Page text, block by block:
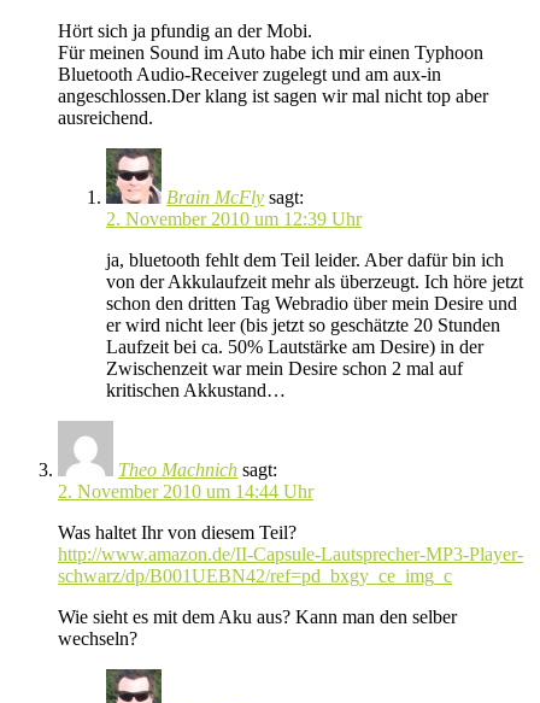
Hört sich ja pfundig an der Mobi.
Für meinen Sound im Auto habe ich mir einen Typhoon
Bluetooth Audio-Receiver zugelegt und am aux-in
angeschlossen.Der klang ist sagen wir mal nicht top aber
ausreichend.
Brain McFly sagt:
2. November 2010 um 12:39 Uhr
ja, bluetooth fehlt dem Teil leider. Aber dafür bin ich
von der Akkulaufzeit mehr als überzeugt. Ich höre jetzt
schon den dritten Tag Webradio über mein Desire und
er wird nicht leer (bis jetzt so geschätzte 20 Stunden
Laufzeit bei ca. 50% Lautstärke am Desire) in der
Zwischenzeit war mein Desire schon 2 mal auf
kritischen Akkustand…
Theo Machnich sagt:
2. November 2010 um 14:44 Uhr
Was haltet Ihr von diesem Teil?
http://www.amazon.de/II-Capsule-Lautsprecher-MP3-Player-
schwarz/dp/B001UEBN42/ref=pd_bxgy_ce_img_c
Wie sieht es mit dem Aku aus? Kann man den selber
wechseln?